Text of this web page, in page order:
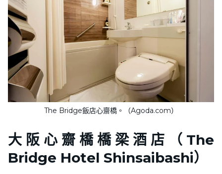
The Bridge飯店心齋橋。（Agoda.com）
大阪心齋橋橋梁酒店
（The
Bridge Hotel Shinsaibashi）